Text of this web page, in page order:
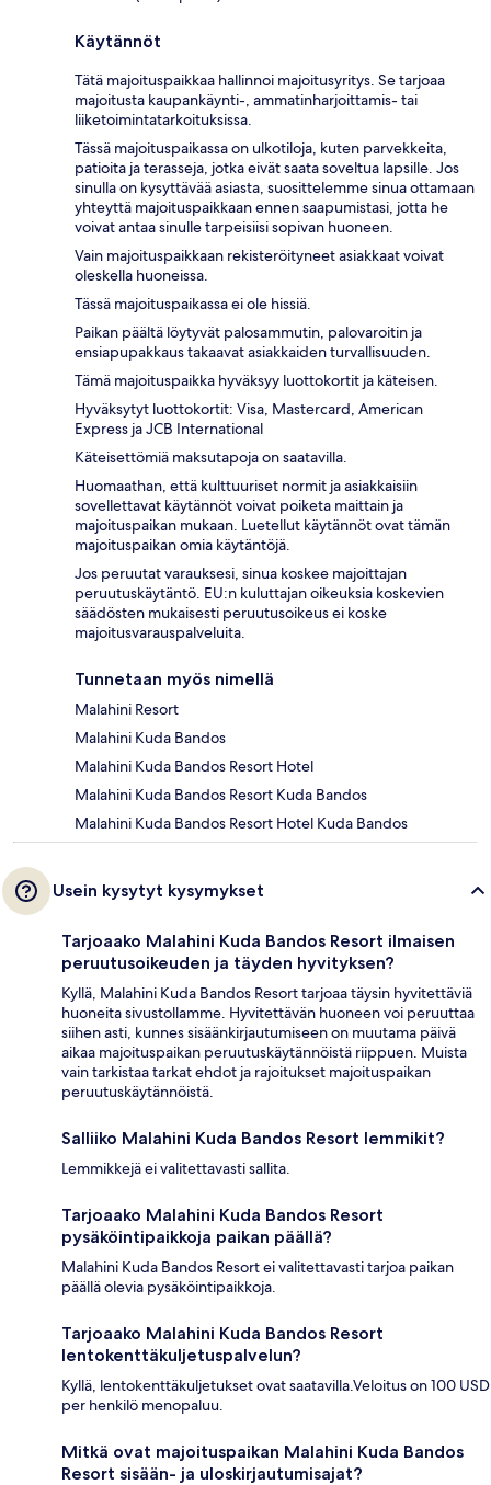
Käytännöt
Tätä majoituspaikkaa hallinnoi majoitusyritys. Se tarjoaa
majoitusta kaupankäynti-, ammatinharjoittamis- tai
liiketoimintatarkoituksissa.
Tässä majoituspaikassa on ulkotiloja, kuten parvekkeita,
patioita ja terasseja, jotka eivät saata soveltua lapsille. Jos
sinulla on kysyttävää asiasta, suosittelemme sinua ottamaan
yhteyttä majoituspaikkaan ennen saapumistasi, jotta he
voivat antaa sinulle tarpeisiisi sopivan huoneen.
Vain majoituspaikkaan rekisteröityneet asiakkaat voivat
oleskella huoneissa.
Tässä majoituspaikassa ei ole hissiä.
Paikan päältä löytyvät palosammutin, palovaroitin ja
ensiapupakkaus takaavat asiakkaiden turvallisuuden.
Tämä majoituspaikka hyväksyy luottokortit ja käteisen.
Hyväksytyt luottokortit: Visa, Mastercard, American
Express ja JCB International
Käteisettömiä maksutapoja on saatavilla.
Huomaathan, että kulttuuriset normit ja asiakkaisiin
sovellettavat käytännöt voivat poiketa maittain ja
majoituspaikan mukaan. Luetellut käytännöt ovat tämän
majoituspaikan omia käytäntöjä.
Jos peruutat varauksesi, sinua koskee majoittajan
peruutuskäytäntö. EU:n kuluttajan oikeuksia koskevien
säädösten mukaisesti peruutusoikeus ei koske
majoitusvarauspalveluita.
Tunnetaan myös nimellä
Malahini Resort
Malahini Kuda Bandos
Malahini Kuda Bandos Resort Hotel
Malahini Kuda Bandos Resort Kuda Bandos
Malahini Kuda Bandos Resort Hotel Kuda Bandos
Usein kysytyt kysymykset
Tarjoaako Malahini Kuda Bandos Resort ilmaisen
peruutusoikeuden ja täyden hyvityksen?
Kyllä, Malahini Kuda Bandos Resort tarjoaa täysin hyvitettäviä
huoneita sivustollamme. Hyvitettävän huoneen voi peruuttaa
siihen asti, kunnes sisäänkirjautumiseen on muutama päivä
aikaa majoituspaikan peruutuskäytännöistä riippuen. Muista
vain tarkistaa tarkat ehdot ja rajoitukset majoituspaikan
peruutuskäytännöistä.
Salliiko Malahini Kuda Bandos Resort lemmikit?
Lemmikkejä ei valitettavasti sallita.
Tarjoaako Malahini Kuda Bandos Resort
pysäköintipaikkoja paikan päällä?
Malahini Kuda Bandos Resort ei valitettavasti tarjoa paikan
päällä olevia pysäköintipaikkoja.
Tarjoaako Malahini Kuda Bandos Resort
lentokenttäkuljetuspalvelun?
Kyllä, lentokenttäkuljetukset ovat saatavilla.Veloitus on 100 USD
per henkilö menopaluu.
Mitkä ovat majoituspaikan Malahini Kuda Bandos
Resort sisään- ja uloskirjautumisajat?